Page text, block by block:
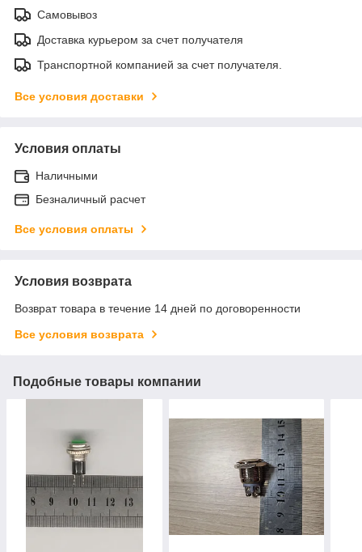
Самовывоз
Доставка курьером за счет получателя
Транспортной компанией за счет получателя.
Все условия доставки
Условия оплаты
Наличными
Безналичный расчет
Все условия оплаты
Условия возврата
Возврат товара в течение 14 дней по договоренности
Все условия возврата
Подобные товары компании